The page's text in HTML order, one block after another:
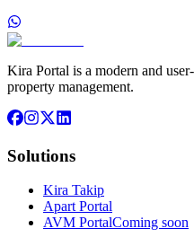
Kira Portal is a modern and
property management.
Solutions
Kira Takip
Apart Portal
AVM PortalComing soon